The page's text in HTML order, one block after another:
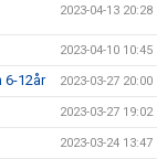
2023-04-13 20:28
2023-04-10 10:45
6-12år 2023-03-27 20:00
2023-03-27 19:02
2023-03-24 13:47